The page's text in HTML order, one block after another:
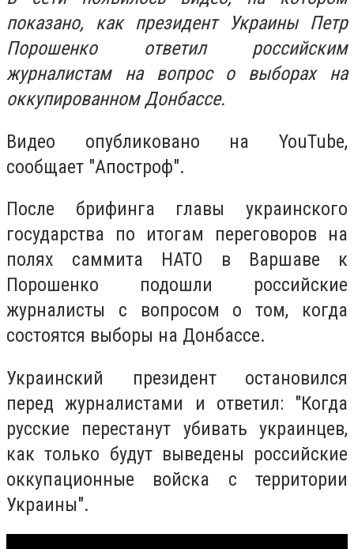
показано, как президент Украины Петр
Порошенко ответил российским
журналистам на вопрос о выборах на
оккупированном Донбассе.
Видео опубликовано на YouTube,
сообщает "Апостроф".
После брифинга главы украинского
государства по итогам переговоров на
полях саммита НАТО в Варшаве к
Порошенко подошли российские
журналисты с вопросом о том, когда
состоятся выборы на Донбассе.
Украинский президент остановился
перед журналистами и ответил: "Когда
русские перестанут убивать украинцев,
как только будут выведены российские
оккупационные войска с территории
Украины".